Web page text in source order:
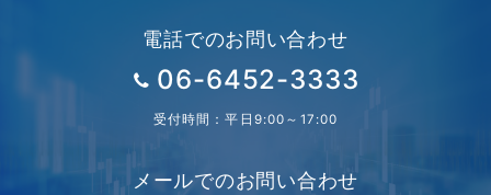
電話でのお問い合わせ
06-6452-3333
受付時間：平日9:00～17:00
メールでのお問い合わせ